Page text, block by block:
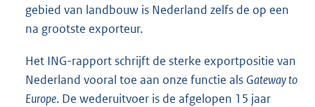
gebied van landbouw is Nederland zelfs de op een
na grootste exporteur.
Het ING-rapport schrijft de sterke exportpositie van
Nederland vooral toe aan onze functie als Gateway to
Europe. De wederuitvoer is de afgelopen 15 jaar